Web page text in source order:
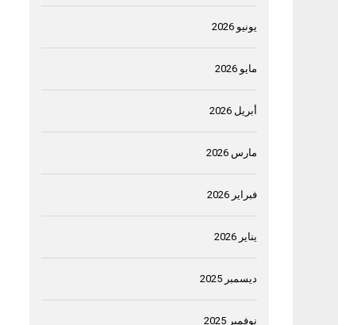
يونيو 2026
مايو 2026
أبريل 2026
مارس 2026
فبراير 2026
يناير 2026
ديسمبر 2025
نوفمبر 2025